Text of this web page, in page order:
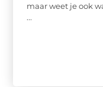
maar weet je ook
...